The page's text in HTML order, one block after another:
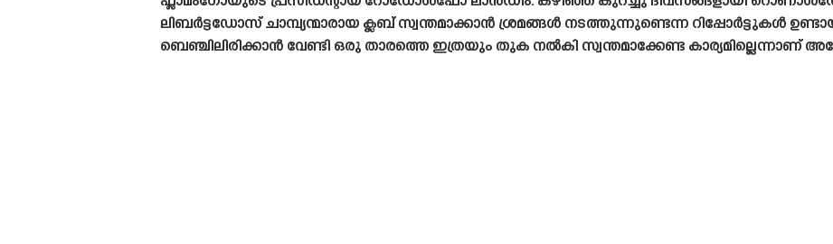
ലിബർട്ടഡോസ് ചാമ്പ്യന്മാരായ ക്ലബ് സ്വന്തമാക്കാൻ ശ്രമങ്ങൾ നടത്തുന്നുണ്ടെന്ന റിപ്പോർട്ടുകൾ
ബെഞ്ചിലിരിക്കാൻ വേണ്ടി ഒരു താരത്തെ ഇത്രയും തുക നൽകി സ്വന്തമാക്കേണ്ട കാര്യമില്ലെന്നാണ്